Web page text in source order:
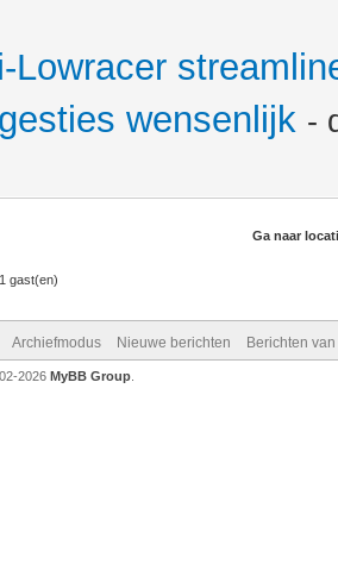
Lowracer
wensenlijk -
Ga naar
gast(en)
Archiefmodus Nieuwe berichten Berichten
2026 MyBB Group